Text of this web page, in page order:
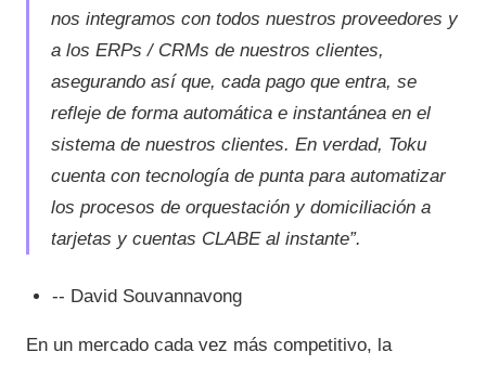
nos integramos con todos nuestros proveedores y
a los ERPs / CRMs de nuestros clientes,
asegurando así que, cada pago que entra, se
refleje de forma automática e instantánea en el
sistema de nuestros clientes. En verdad, Toku
cuenta con tecnología de punta para automatizar
los procesos de orquestación y domiciliación a
tarjetas y cuentas CLABE al instante”.
-- David Souvannavong
En un mercado cada vez más competitivo, la